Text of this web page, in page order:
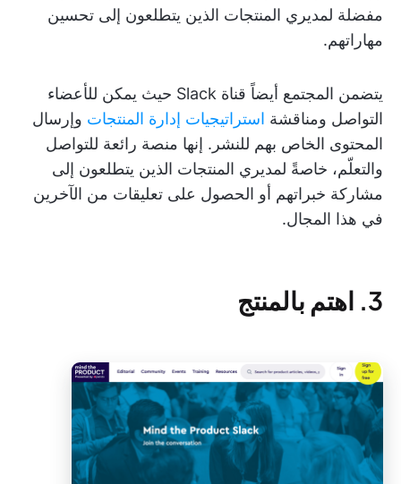
مفضلة لمديري المنتجات الذين يتطلعون إلى تحسين
مهاراتهم.
يتضمن المجتمع أيضاً قناة Slack حيث يمكن للأعضاء
التواصل ومناقشة استراتيجيات إدارة المنتجات وإرسال
المحتوى الخاص بهم للنشر. إنها منصة رائعة للتواصل
والتعلّم، خاصةً لمديري المنتجات الذين يتطلعون إلى
مشاركة خبراتهم أو الحصول على تعليقات من الآخرين
في هذا المجال.
3. اهتم بالمنتج